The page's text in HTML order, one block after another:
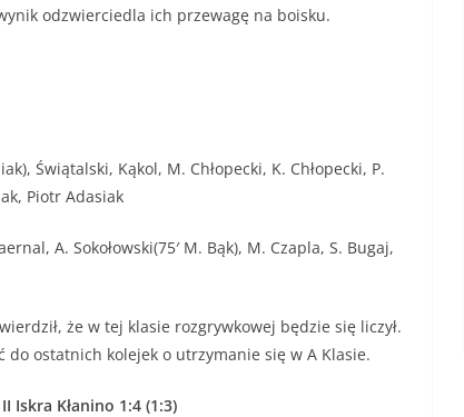
odzwierciedla ich przewagę na boisku.
Świątalski, Kąkol, M. Chłopecki, K. Chłopecki, P.
Piotr Adasiak
A. Sokołowski(75′ M. Bąk), M. Czapla, S. Bugaj,
że w tej klasie rozgrywkowej będzie się liczył.
ostatnich kolejek o utrzymanie się w A Klasie.
Iskra Kłanino 1:4 (1:3)